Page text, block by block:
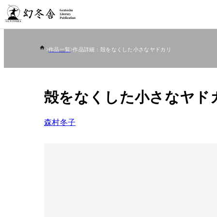
作品一覧 作品詳細：殻をなくした小さなヤドカリ
殻をなくした小さなヤド
森村冬子